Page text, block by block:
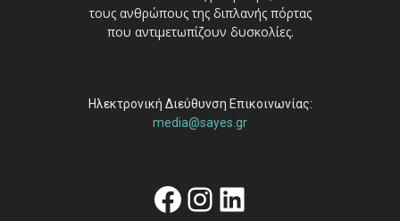
τους ανθρώπους της διπλανής πόρτας
που αντιμετωπίζουν δυσκολίες.
Ηλεκτρονική Διεύθυνση Επικοινωνίας:
media@sayes.gr
Facebook
Instagram
Linkedin